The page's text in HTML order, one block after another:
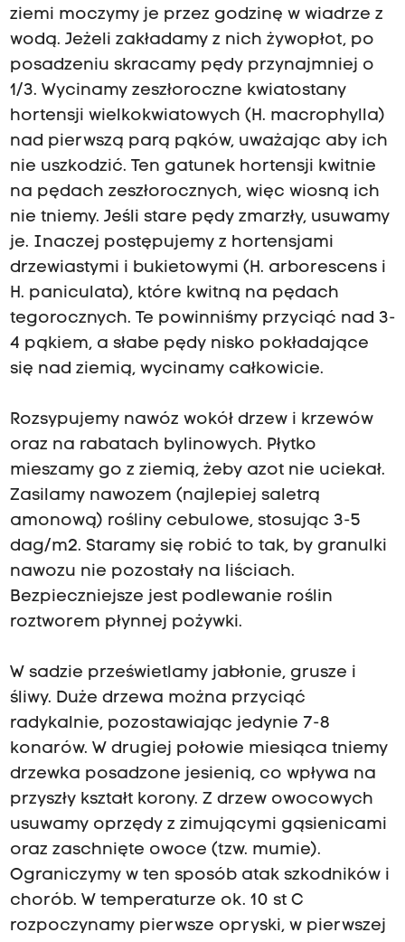
ziemi moczymy je przez godzinę w wiadrze z
wodą. Jeżeli zakładamy z nich żywopłot, po
posadzeniu skracamy pędy przynajmniej o
1/3. Wycinamy zeszłoroczne kwiatostany
hortensji wielkokwiatowych (H. macrophylla)
nad pierwszą parą pąków, uważając aby ich
nie uszkodzić. Ten gatunek hortensji kwitnie
na pędach zeszłorocznych, więc wiosną ich
nie tniemy. Jeśli stare pędy zmarzły, usuwamy
je. Inaczej postępujemy z hortensjami
drzewiastymi i bukietowymi (H. arborescens i
H. paniculata), które kwitną na pędach
tegorocznych. Te powinniśmy przyciąć nad 3-
4 pąkiem, a słabe pędy nisko pokładające
się nad ziemią, wycinamy całkowicie.
Rozsypujemy nawóz wokół drzew i krzewów
oraz na rabatach bylinowych. Płytko
mieszamy go z ziemią, żeby azot nie uciekał.
Zasilamy nawozem (najlepiej saletrą
amonową) rośliny cebulowe, stosując 3-5
dag/m2. Staramy się robić to tak, by granulki
nawozu nie pozostały na liściach.
Bezpieczniejsze jest podlewanie roślin
roztworem płynnej pożywki.
W sadzie prześwietlamy jabłonie, grusze i
śliwy. Duże drzewa można przyciąć
radykalnie, pozostawiając jedynie 7-8
konarów. W drugiej połowie miesiąca tniemy
drzewka posadzone jesienią, co wpływa na
przyszły kształt korony. Z drzew owocowych
usuwamy oprzędy z zimującymi gąsienicami
oraz zaschnięte owoce (tzw. mumie).
Ograniczymy w ten sposób atak szkodników i
chorób. W temperaturze ok. 10 st C
rozpoczynamy pierwsze opryski, w pierwszej